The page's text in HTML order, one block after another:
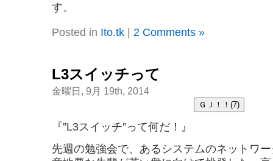
す。
Posted in Ito.tk| 2 Comments »
L3スイッチって
金曜日, 9月 19th, 2014
『”L3スイッチ”って何だ！』
先週の勉強会で、あるシステムのネットワ